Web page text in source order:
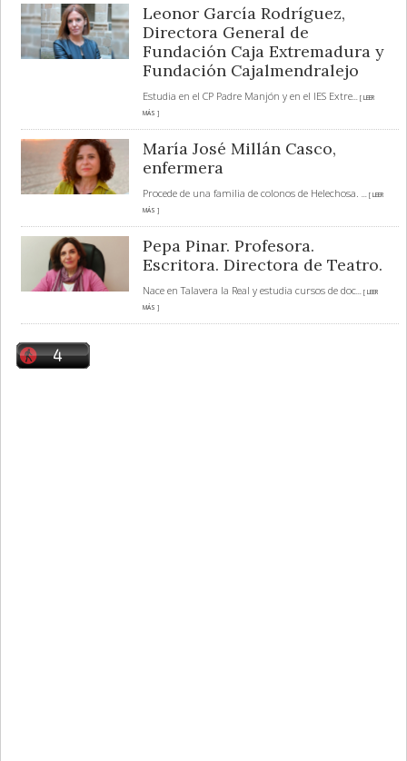
Leonor García Rodríguez,
Directora General de
Fundación Caja Extremadura y
Fundación Cajalmendralejo
Estudia en el CP Padre Manjón y en el IES Extre... [ LEER
MÁS ]
María José Millán Casco,
enfermera
Procede de una familia de colonos de Helechosa.
... [ LEER
MÁS ]
Pepa Pinar. Profesora.
Escritora. Directora de Teatro.
Nace en Talavera la Real y estudia cursos de doc... [ LEER
MÁS ]